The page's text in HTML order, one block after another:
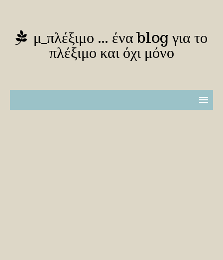
μ_πλέξιμο … ένα blog για το
πλέξιμο και όχι μόνο